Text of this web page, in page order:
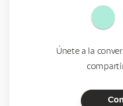
Únete a la